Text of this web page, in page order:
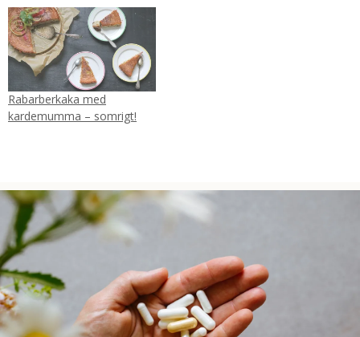
Rabarberkaka med
kardemumma – somrigt!